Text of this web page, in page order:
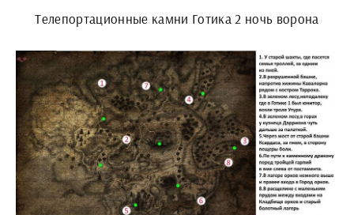
Телепортационные камни Готика 2 ночь ворона